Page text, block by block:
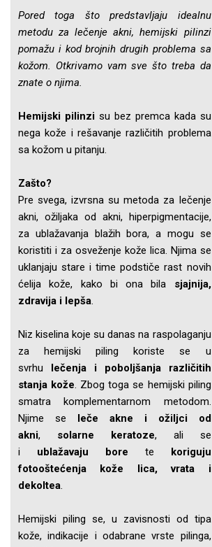
Pored toga što predstavljaju idealnu
metodu za lečenje akni, hemijski pilinzi
pomažu i kod brojnih drugih problema sa
kožom. Otkrivamo vam sve što treba da
znate o njima.
Hemijski pilinzisu bez premca kada su
nega kože i rešavanje različitih problema
sa kožom u pitanju.
Zašto?
Pre svega, izvrsna su metoda za lečenje
akni, ožiljaka od akni, hiperpigmentacije,
za ublažavanja blažih bora, a mogu se
koristiti i za osveženje kože lica. Njima se
uklanjaju stare i time podstiče rast novih
ćelija kože, kako bi ona bila sjajnija,
zdravija i lepša.
Niz kiselina koje su danas na raspolaganju
za hemijski piling koriste se u
svrhu lečenja i poboljšanja različitih
stanja kože. Zbog toga se hemijski piling
smatra komplementarnom metodom.
Njime se leče akne i ožiljci od
akni, solarne keratoze, ali se
i ublažavaju bore te koriguju
fotooštećenja kože lica, vrata i
dekoltea.
Hemijski piling se, u zavisnosti od tipa
kože, indikacije i odabrane vrste pilinga,